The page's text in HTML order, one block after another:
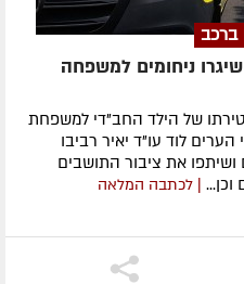
ניחומים למשפחה
של הילד החב"די למשפחת
לוד עו"ד יאיר רביבו
ושיתפו את ציבור התושבים
| לכתבה המלאה